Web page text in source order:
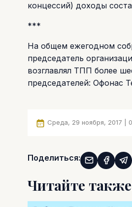
концессий) доходы
***
На общем ежегодном
председатель
возглавлял ТПП более
председателей: Офонас
Среда, 29 ноября, 2017 |
Поделиться:
Читайте